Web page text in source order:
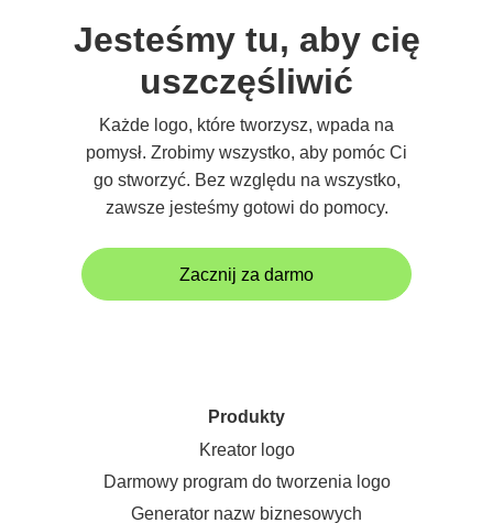
Jesteśmy tu, aby cię
uszczęśliwić
Każde logo, które tworzysz, wpada na
pomysł. Zrobimy wszystko, aby pomóc Ci
go stworzyć. Bez względu na wszystko,
zawsze jesteśmy gotowi do pomocy.
Zacznij za darmo
Produkty
Kreator logo
Darmowy program do tworzenia logo
Generator nazw biznesowych